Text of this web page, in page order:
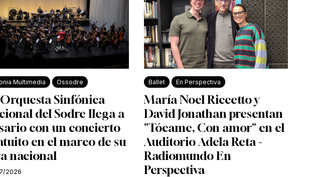
Multimedia Ossodre
Sinfónica
del Sodre llega a
con un concierto
en el marco de su
nacional
2026
Ballet En Perspectiva
María Noel Riccetto y
David Jonathan presentan
"Tócame, Con amor" en el
Auditorio Adela Reta -
Radiomundo En
Perspectiva